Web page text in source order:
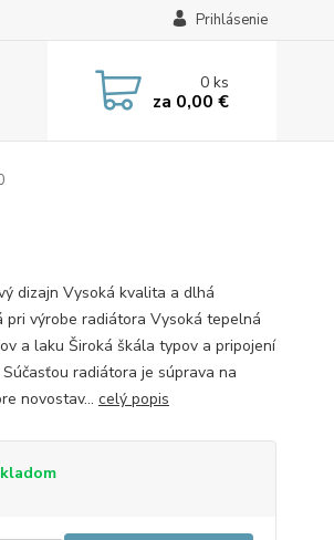
Prihlásenie
0ks
za 0,00 €
dizajn Vysoká kvalita a dlhá
výrobe radiátora Vysoká tepelná
a laku Široká škála typov a pripojení
radiátora je súprava na
novostav... celý popis